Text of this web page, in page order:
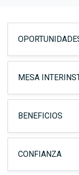
MESA
BENEFICIOS
CONFIANZA